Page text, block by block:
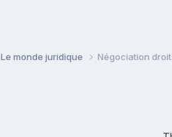
Le monde juridique Négociation